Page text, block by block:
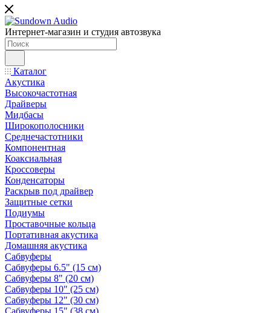
Интернет-магазин и студия автозвука
Каталог
Акустика
Высокочастотная
Драйверы
Мидбасы
Широкополосники
Среднечастотники
Компонентная
Коаксиальная
Кроссоверы
Конденсаторы
Раскрыв под драйвер
Защитные сетки
Подиумы
Проставочные кольца
Портативная акустика
Домашняя акустика
Сабвуферы
Сабвуферы 6.5" (15 см)
Сабвуферы 8" (20 см)
Сабвуферы 10" (25 см)
Сабвуферы 12" (30 см)
Сабвуферы 15" (38 см)